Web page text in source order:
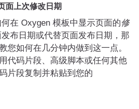
面上次修改日期
Oxygen 模板中显示页面的修
布日期或代替页面发布日期，那
您如何在几分钟内做到这一点。
代码片段、高级脚本或任何其他
片段复制并粘贴到您的